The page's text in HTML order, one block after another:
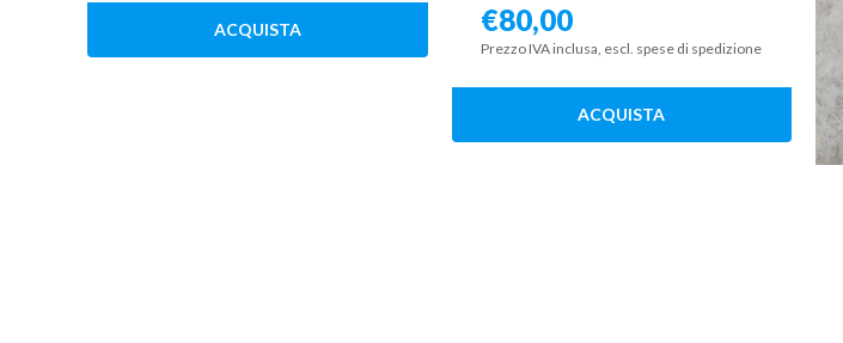
ACQUISTA €80,00
Prezzo IVA inclusa, escl. spese di spedizione
ACQUISTA